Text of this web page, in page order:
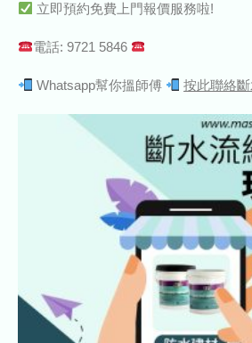
立即預約免費上門報價服務啦!
電話: 9721 5846
Whatsapp幫你搵師傅 按此聯絡